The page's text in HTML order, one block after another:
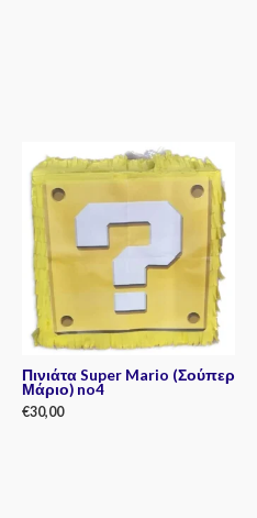
Πινιάτα Super Mario (Σούπερ
Μάριο) no4
€30,00